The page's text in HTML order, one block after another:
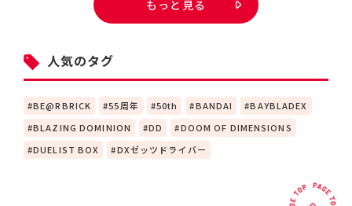
もっと見る
人気のタグ
BE@RBRICK 55周年 50th BANDAI
BAYBLADEX
BLAZING DOMINION
DD
DOOM OF DIMENSIONS
DUELIST BOX
DXゼッツドライバー